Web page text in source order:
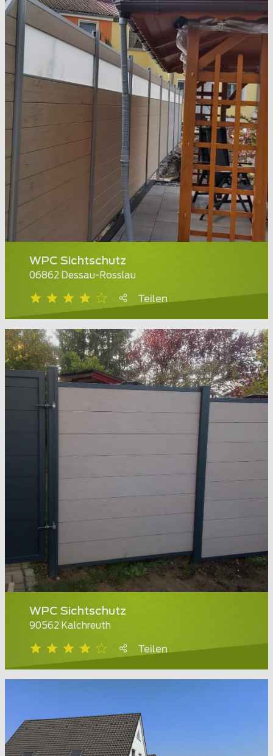
WPC Sichtschutz
06862 Dessau-Rosslau
Teilen
WPC Sichtschutz
90562 Kalchreuth
Teilen